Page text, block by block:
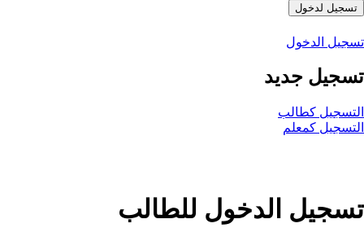
تسجيل لدخول
تسجيل الدخول
تسجيل جديد
التسجيل كطالب
التسجيل كمعلم
تسجيل الدخول للطالب